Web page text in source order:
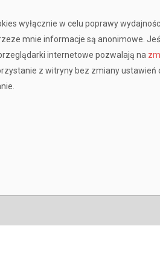
wyłącznie w celu poprawy
mnie informacje są anonimowe.
internetowe pozwalają na
z witryny bez zmiany ustawień